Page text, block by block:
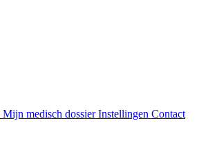
Mijn medisch dossierInstellingen Contact